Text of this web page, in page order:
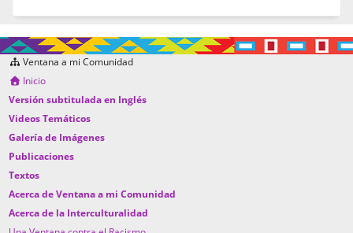
Ventana a mi Comunidad
Inicio
Versión subtitulada en Inglés
Videos Temáticos
Galería de Imágenes
Publicaciones
Textos
Acerca de Ventana a mi Comunidad
Acerca de la Interculturalidad